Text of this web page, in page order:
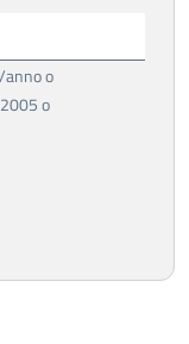
anno o
o